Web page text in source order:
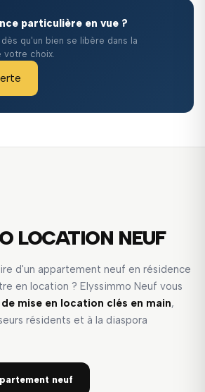
particulière en vue ?
qu'un bien se libère dans la
votre choix.
LOCATION NEUF
d'un appartement neuf en résidence
en location ? Elyssimmo Neuf vous
mise en location clés en main,
résidents et à la diaspora
neuf